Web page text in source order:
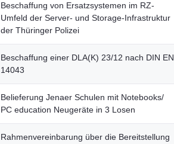
Beschaffung von Ersatzsystemen im RZ-
Umfeld der Server- und Storage-Infrastruktur
der Thüringer Polizei
Beschaffung einer DLA(K) 23/12 nach DIN EN
14043
Belieferung Jenaer Schulen mit Notebooks/
PC education Neugeräte in 3 Losen
Rahmenvereinbarung über die Bereitstellung